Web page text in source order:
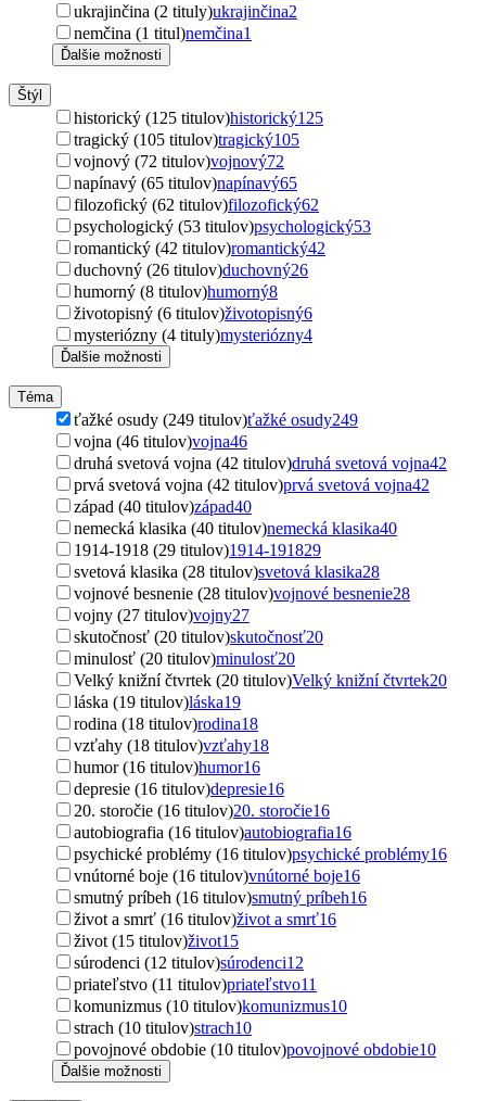
ukrajinčina (2 tituly)ukrajinčina2
nemčina (1 titul)nemčina1
Ďalšie možnosti
Štýl
historický (125 titulov)historický125
tragický (105 titulov)tragický105
vojnový (72 titulov)vojnový72
napínavý (65 titulov)napínavý65
filozofický (62 titulov)filozofický62
psychologický (53 titulov)psychologický53
romantický (42 titulov)romantický42
duchovný (26 titulov)duchovný26
humorný (8 titulov)humorný8
životopisný (6 titulov)životopisný6
mysteriózny (4 tituly)mysteriózny4
Ďalšie možnosti
Téma
ťažké osudy (249 titulov)ťažké osudy249
vojna (46 titulov)vojna46
druhá svetová vojna (42 titulov)druhá svetová vojna42
prvá svetová vojna (42 titulov)prvá svetová vojna42
západ (40 titulov)západ40
nemecká klasika (40 titulov)nemecká klasika40
1914-1918 (29 titulov)1914-191829
svetová klasika (28 titulov)svetová klasika28
vojnové besnenie (28 titulov)vojnové besnenie28
vojny (27 titulov)vojny27
skutočnosť (20 titulov)skutočnosť20
minulosť (20 titulov)minulosť20
Velký knižní čtvrtek (20 titulov)Velký knižní čtvrtek20
láska (19 titulov)láska19
rodina (18 titulov)rodina18
vzťahy (18 titulov)vzťahy18
humor (16 titulov)humor16
depresie (16 titulov)depresie16
20. storočie (16 titulov)20. storočie16
autobiografia (16 titulov)autobiografia16
psychické problémy (16 titulov)psychické problémy16
vnútorné boje (16 titulov)vnútorné boje16
smutný príbeh (16 titulov)smutný príbeh16
život a smrť (16 titulov)život a smrť16
život (15 titulov)život15
súrodenci (12 titulov)súrodenci12
priateľstvo (11 titulov)priateľstvo11
komunizmus (10 titulov)komunizmus10
strach (10 titulov)strach10
povojnové obdobie (10 titulov)povojnové obdobie10
Ďalšie možnosti